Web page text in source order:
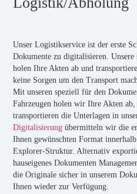
Unser Logistikservice ist der erste
Dokumente zu digitalisieren. Unsere
holen Ihre Akten ab und
keine Sorgen um den Transport
Mit unseren speziell für den
Fahrzeugen holen wir Ihre Akten
transportieren die Unterlagen in
Digitalisierung übermitteln wir die
Ihnen gewünschten Format
Explorer-Struktur. Alternativ
hauseigenes Dokumenten
die Originale sicher in unserem
Ihnen wieder zur Verfügung.